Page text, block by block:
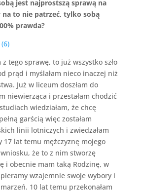
jest najprostszą sprawą na
na to nie patrzeć, tylko sobą
prawda?
z tego sprawę, to już wszystko szło
prąd i myślałam nieco inaczej niż
Już w liceum doszłam do
niewierząca i przestałam chodzić
wiedziałam, że chcę
garścią więc zostałam
linii lotniczych i zwiedzałam
17 lat temu mężczyznę mojego
że to z nim stworzę
i obecnie mam taką Rodzinę, w
wzajemnie swoje wybory i
10 lat temu przekonałam